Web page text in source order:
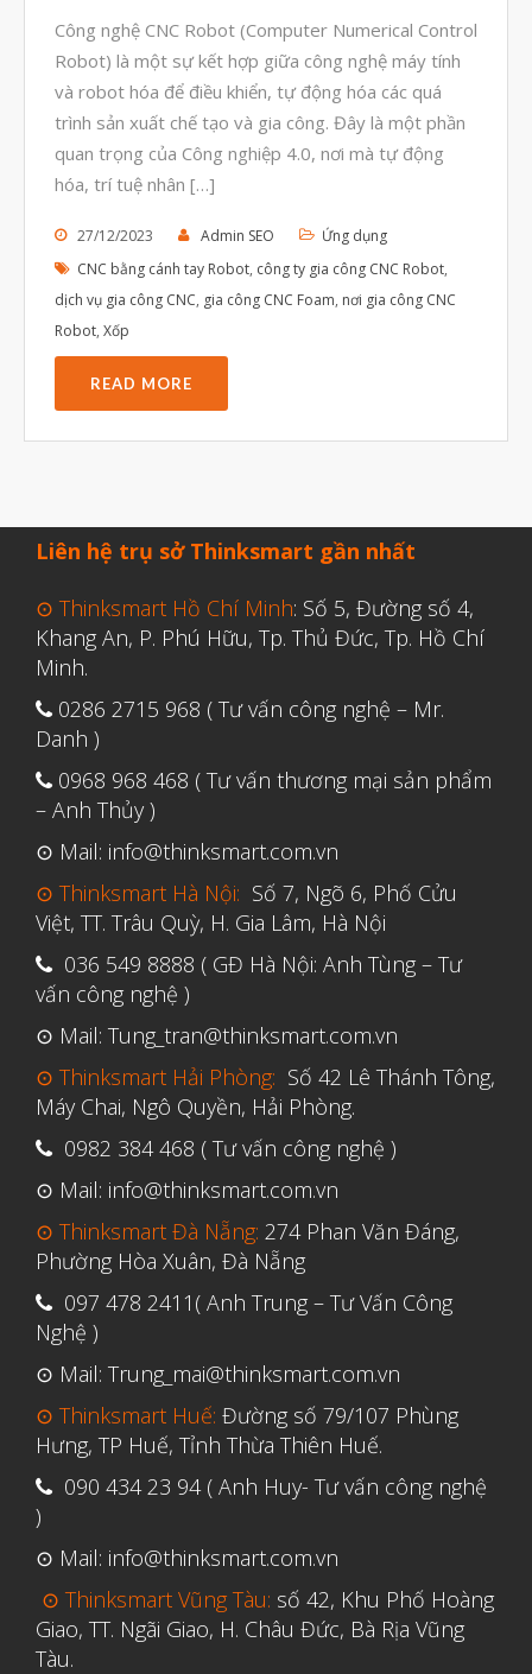
Tháng Bảy 2023
Tháng Sáu 2023
Tháng Năm 2023
Tháng Một 2023
Tháng Bảy 2022
Tháng Năm 2022
Tháng Ba 2022
Tháng Một 2022
Tháng Mười Một 2021
Tháng Mười 2021
Tháng Bảy 2021
Tháng Sáu 2021
Tháng Năm 2021
Tháng Tư 2021
Tháng Ba 2021
Tháng Một 2021
Tháng Mười Hai 2020
Tháng Mười Một 2020
Tháng Tám 2020
Tháng Bảy 2020
Tháng Năm 2020
Tháng Tư 2020
Tháng Ba 2020
Công nghệ CNC Robot (Computer Numerical Control
Robot) là một sự kết hợp giữa công nghệ máy tính
và robot hóa để điều khiển, tự động hóa các quá
trình sản xuất chế tạo và gia công. Đây là một phần
quan trọng của Công nghiệp 4.0, nơi mà tự động
hóa, trí tuệ nhân […]
27/12/2023 Admin SEO
Ứng dụng
CNC bằng cánh tay Robot, công ty gia công CNC Robot,
dịch vụ gia công CNC, gia công CNC Foam, nơi gia công CNC
Robot, Xốp
READ MORE
Liên hệ trụ sở Thinksmart gần nhất
⊙ Thinksmart Hồ Chí Minh: Số 5, Đường số 4,
Khang An, P. Phú Hữu, Tp. Thủ Đức, Tp. Hồ Chí
Minh.
0286 2715 968 ( Tư vấn công nghệ – Mr.
Danh )
0968 968 468 ( Tư vấn thương mại sản phẩm
– Anh Thủy )
⊙ Mail: info@thinksmart.com.vn
⊙ Thinksmart Hà Nội: Số 7, Ngõ 6, Phố Cửu
Việt, TT. Trâu Quỳ, H. Gia Lâm, Hà Nội
036 549 8888 ( GĐ Hà Nội: Anh Tùng – Tư
vấn công nghệ )
⊙ Mail: Tung_tran@thinksmart.com.vn
⊙ Thinksmart Hải Phòng: Số 42 Lê Thánh Tông,
Máy Chai, Ngô Quyền, Hải Phòng.
0982 384 468 ( Tư vấn công nghệ )
⊙ Mail: info@thinksmart.com.vn
⊙ Thinksmart Đà Nẵng: 274 Phan Văn Đáng,
Phường Hòa Xuân, Đà Nẵng
097 478 2411( Anh Trung – Tư Vấn Công
Nghệ )
⊙ Mail: Trung_mai@thinksmart.com.vn
⊙ Thinksmart Huế: Đường số 79/107 Phùng
Hưng, TP Huế, Tỉnh Thừa Thiên Huế.
090 434 23 94 ( Anh Huy- Tư vấn công nghệ
)
⊙ Mail: info@thinksmart.com.vn
⊙ Thinksmart Vũng Tàu: số 42, Khu Phố Hoàng
Giao, TT. Ngãi Giao, H. Châu Đức, Bà Rịa Vũng
Tàu.